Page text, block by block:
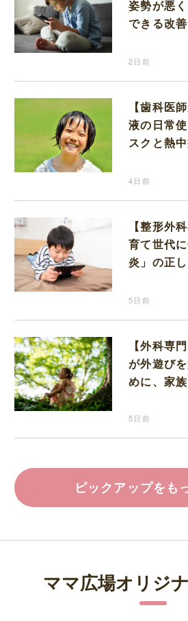
姿勢が悪
できる改
2日前
【歯科医
液の日常
スクと熱
4日前
【整形外
育て世代
炎」の正
5日前
【外科専
が外遊び
めに、家
5日前
ピックアップをも
ママ広場オリジ